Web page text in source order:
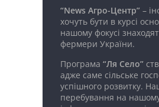
“News Агро-Центр” –
хочуть бути в курсі
нашому фокусі
фермери України.
Програма “Ля Село”
адже саме сільське
успішного розвитку.
перебування на